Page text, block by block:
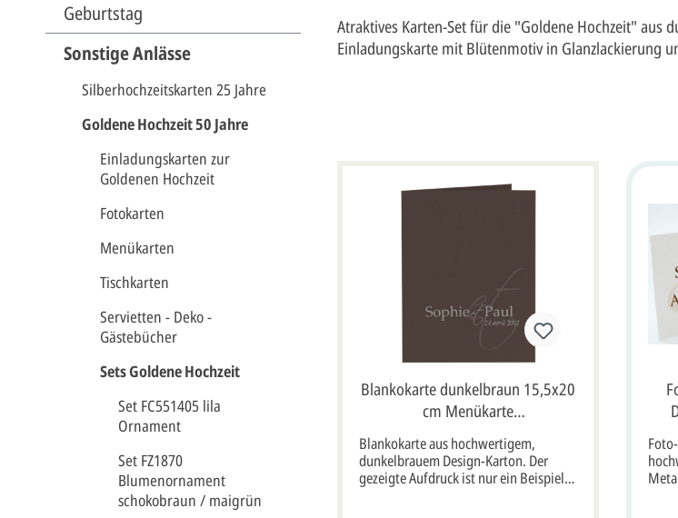
Geburtstag
Sonstige Anlässe
Silberhochzeitskarten 25 Jahre
Goldene Hochzeit 50 Jahre
Einladungskarten zur
Goldenen Hochzeit
Fotokarten
Menükarten
Tischkarten
Servietten - Deko -
Gästebücher
Sets Goldene Hochzeit
Set FC551405 lila
Ornament
Set FZ1870
Blumenornament
schokobraun / maigrün
Atraktives Karten-Set für die "Goldene Hochzeit" aus
Einladungskarte mit Blütenmotiv in Glanzlackierung
Blankokarte dunkelbraun 15,5x20
cm Menükarte
Kirchenheftumschlag
Blankokarte aus hochwertigem,
dunkelbrauem Design-Karton. Der
gezeigte Aufdruck ist nur ein Beispiel